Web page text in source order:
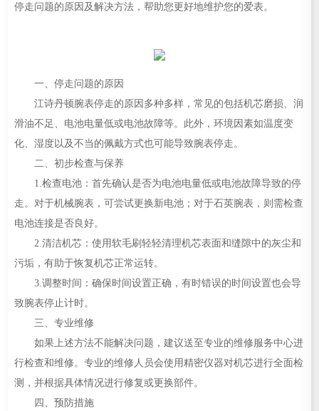
停走问题的原因及解决方法，帮助您更好地维护您的爱表。
一、停走问题的原因
江诗丹顿腕表停走的原因多种多样，常见的包括机芯磨损、润
滑油不足、电池电量低或电池故障等。此外，环境因素如温度变
化、湿度以及不当的佩戴方式也可能导致腕表停走。
二、初步检查与保养
1.检查电池：首先确认是否为电池电量低或电池故障导致的停
走。对于机械腕表，可尝试更换新电池；对于石英腕表，则需检查
电池连接是否良好。
2.清洁机芯：使用软毛刷轻轻清理机芯表面和缝隙中的灰尘和
污垢，有助于恢复机芯正常运转。
3.调整时间：确保时间设置正确，有时错误的时间设置也会导
致腕表停止计时。
三、专业维修
如果上述方法不能解决问题，建议送至专业的维修服务中心进
行检查和维修。专业的维修人员会使用精密仪器对机芯进行全面检
测，并根据具体情况进行修复或更换部件。
四、预防措施